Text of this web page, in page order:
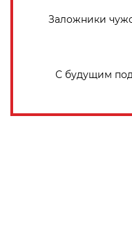
Заложники
С будущим